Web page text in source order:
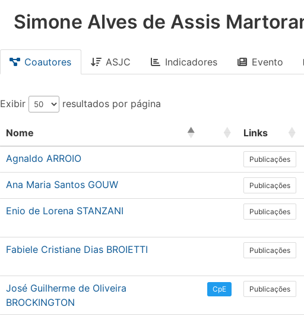
Simone Alves de Assis
Coautores ASJC Indicadores Evento
Exibir resultados por página
Nome Links
Agnaldo ARROIO Publicações
Ana Maria Santos GOUW Publicações
Enio de Lorena STANZANI Publicações
Fabiele Cristiane Dias BROIETTI Publicações
José Guilherme de Oliveira
BROCKINGTON
CpE Publicações